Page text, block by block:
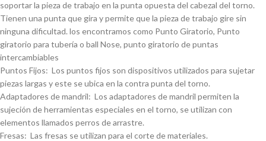
soportar la pieza de trabajo en la punta opuesta del cabezal del torno.
Tienen una punta que gira y permite que la pieza de trabajo gire sin
ninguna dificultad. los encontramos como Punto Giratorio, Punto
giratorio para tuberí­a o ball Nose, punto giratorio de puntas
intercambiables
Puntos Fijos: Los puntos fijos son dispositivos utilizados para sujetar
piezas largas y este se ubica en la contra punta del torno.
Adaptadores de mandril: Los adaptadores de mandril permiten la
sujeción de herramientas especiales en el torno, se utilizan con
elementos llamados perros de arrastre.
Fresas: Las fresas se utilizan para el corte de materiales.